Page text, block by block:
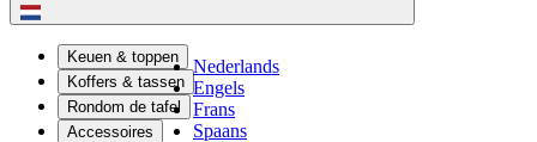
Nederlands
Engels
Frans
Spaans
Keuen & toppen
Koffers & tassen
Rondom de tafel
Accessoires